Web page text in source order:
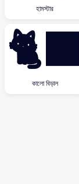
হামস্টার
🐈‍⬛
কালো বিড়াল